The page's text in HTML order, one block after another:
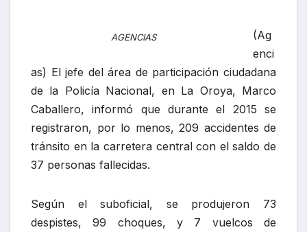
AGENCIAS
(Ag
enci
as) El jefe del área de participación ciudadana
de la Policía Nacional, en La Oroya, Marco
Caballero, informó que durante el 2015 se
registraron, por lo menos, 209 accidentes de
tránsito en la carretera central con el saldo de
37 personas fallecidas.
Según el suboficial, se produjeron 73
despistes, 99 choques, y 7 vuelcos de